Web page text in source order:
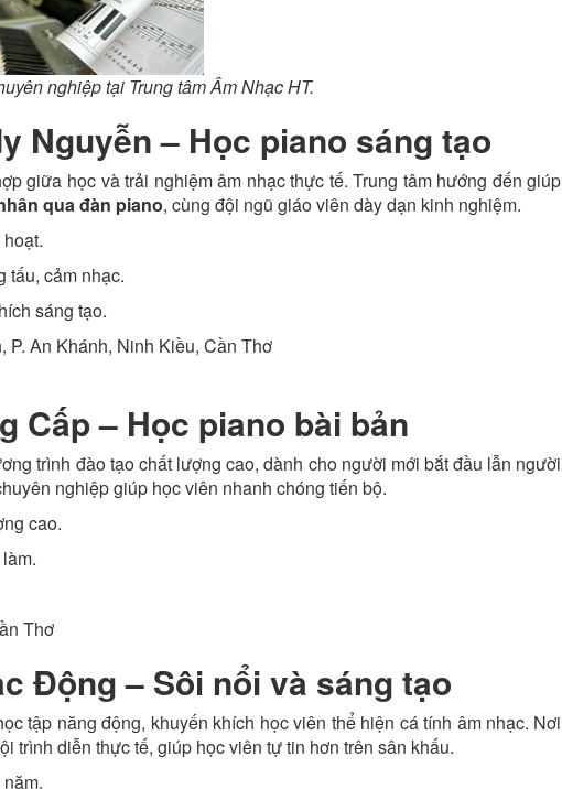
nghiệp tại Trung tâm Âm Nhạc HT.
Nguyễn – Học piano sáng tạo
giữa học và trải nghiệm âm nhạc thực tế. Trung tâm hướng đến giúp
qua đàn piano, cùng đội ngũ giáo viên dày dạn kinh nghiệm.
tấu, cảm nhạc.
sáng tạo.
An Khánh, Ninh Kiều, Cần Thơ
Cấp – Học piano bài bản
trình đào tạo chất lượng cao, dành cho người mới bắt đầu lẫn người
nghiệp giúp học viên nhanh chóng tiến bộ.
cao.
Thơ
Động – Sôi nổi và sáng tạo
tập năng động, khuyến khích học viên thể hiện cá tính âm nhạc. Nơi
trình diễn thực tế, giúp học viên tự tin hơn trên sân khấu.